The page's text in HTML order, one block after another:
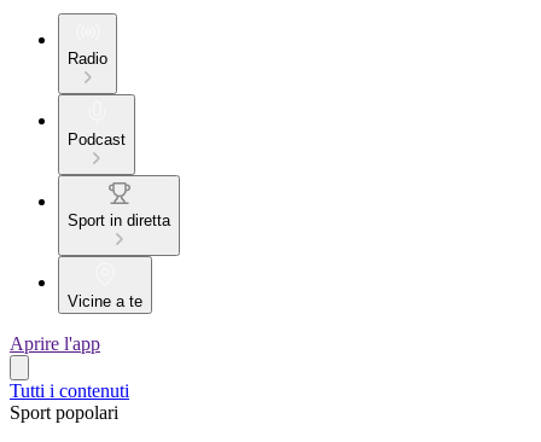
Radio
Podcast
Sport in diretta
Vicine a te
Aprire l'app
Tutti i contenuti
Sport popolari